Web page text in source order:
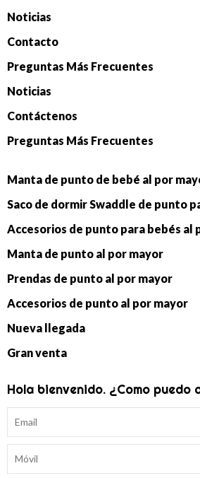
Noticias
Contacto
Preguntas Más Frecuentes
Noticias
Contáctenos
Preguntas Más Frecuentes
Manta de punto de bebé al por
Accesorios de punto para bebés al
Manta de punto al por mayor
Prendas de punto al por mayor
Accesorios de punto al por mayor
Nueva llegada
Gran venta
Hola bienvenido. ¿Como puedo